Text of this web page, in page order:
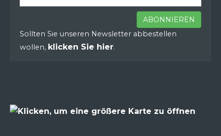
ABONNIEREN
Sollten Sie unseren Newsletter abbestellen
wollen, klicken Sie hier.